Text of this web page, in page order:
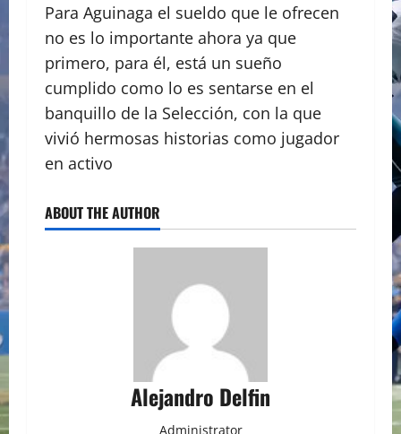
Para Aguinaga el sueldo que le ofrecen
no es lo importante ahora ya que
primero, para él, está un sueño
cumplido como lo es sentarse en el
banquillo de la Selección, con la que
vivió hermosas historias como jugador
en activo
ABOUT THE AUTHOR
Alejandro Delfin
Administrator